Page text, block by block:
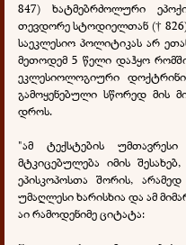
847) ხატმებრძოლური
თევდორე სტოდიელთან (†
საეკლესიო პოლიტიკას არ
მეთოდემ 5 წელი დაჰყო
ეკლესიოლოგიური
გამოყენებული სწორედ მის
დროს.
"ამ ტექსტების
მტკიცებულება იმის
ეპისკოპოსთა შორის,
უმაღლესი ხარისხია და ამ
აი რამოდენიმე ციტატა: